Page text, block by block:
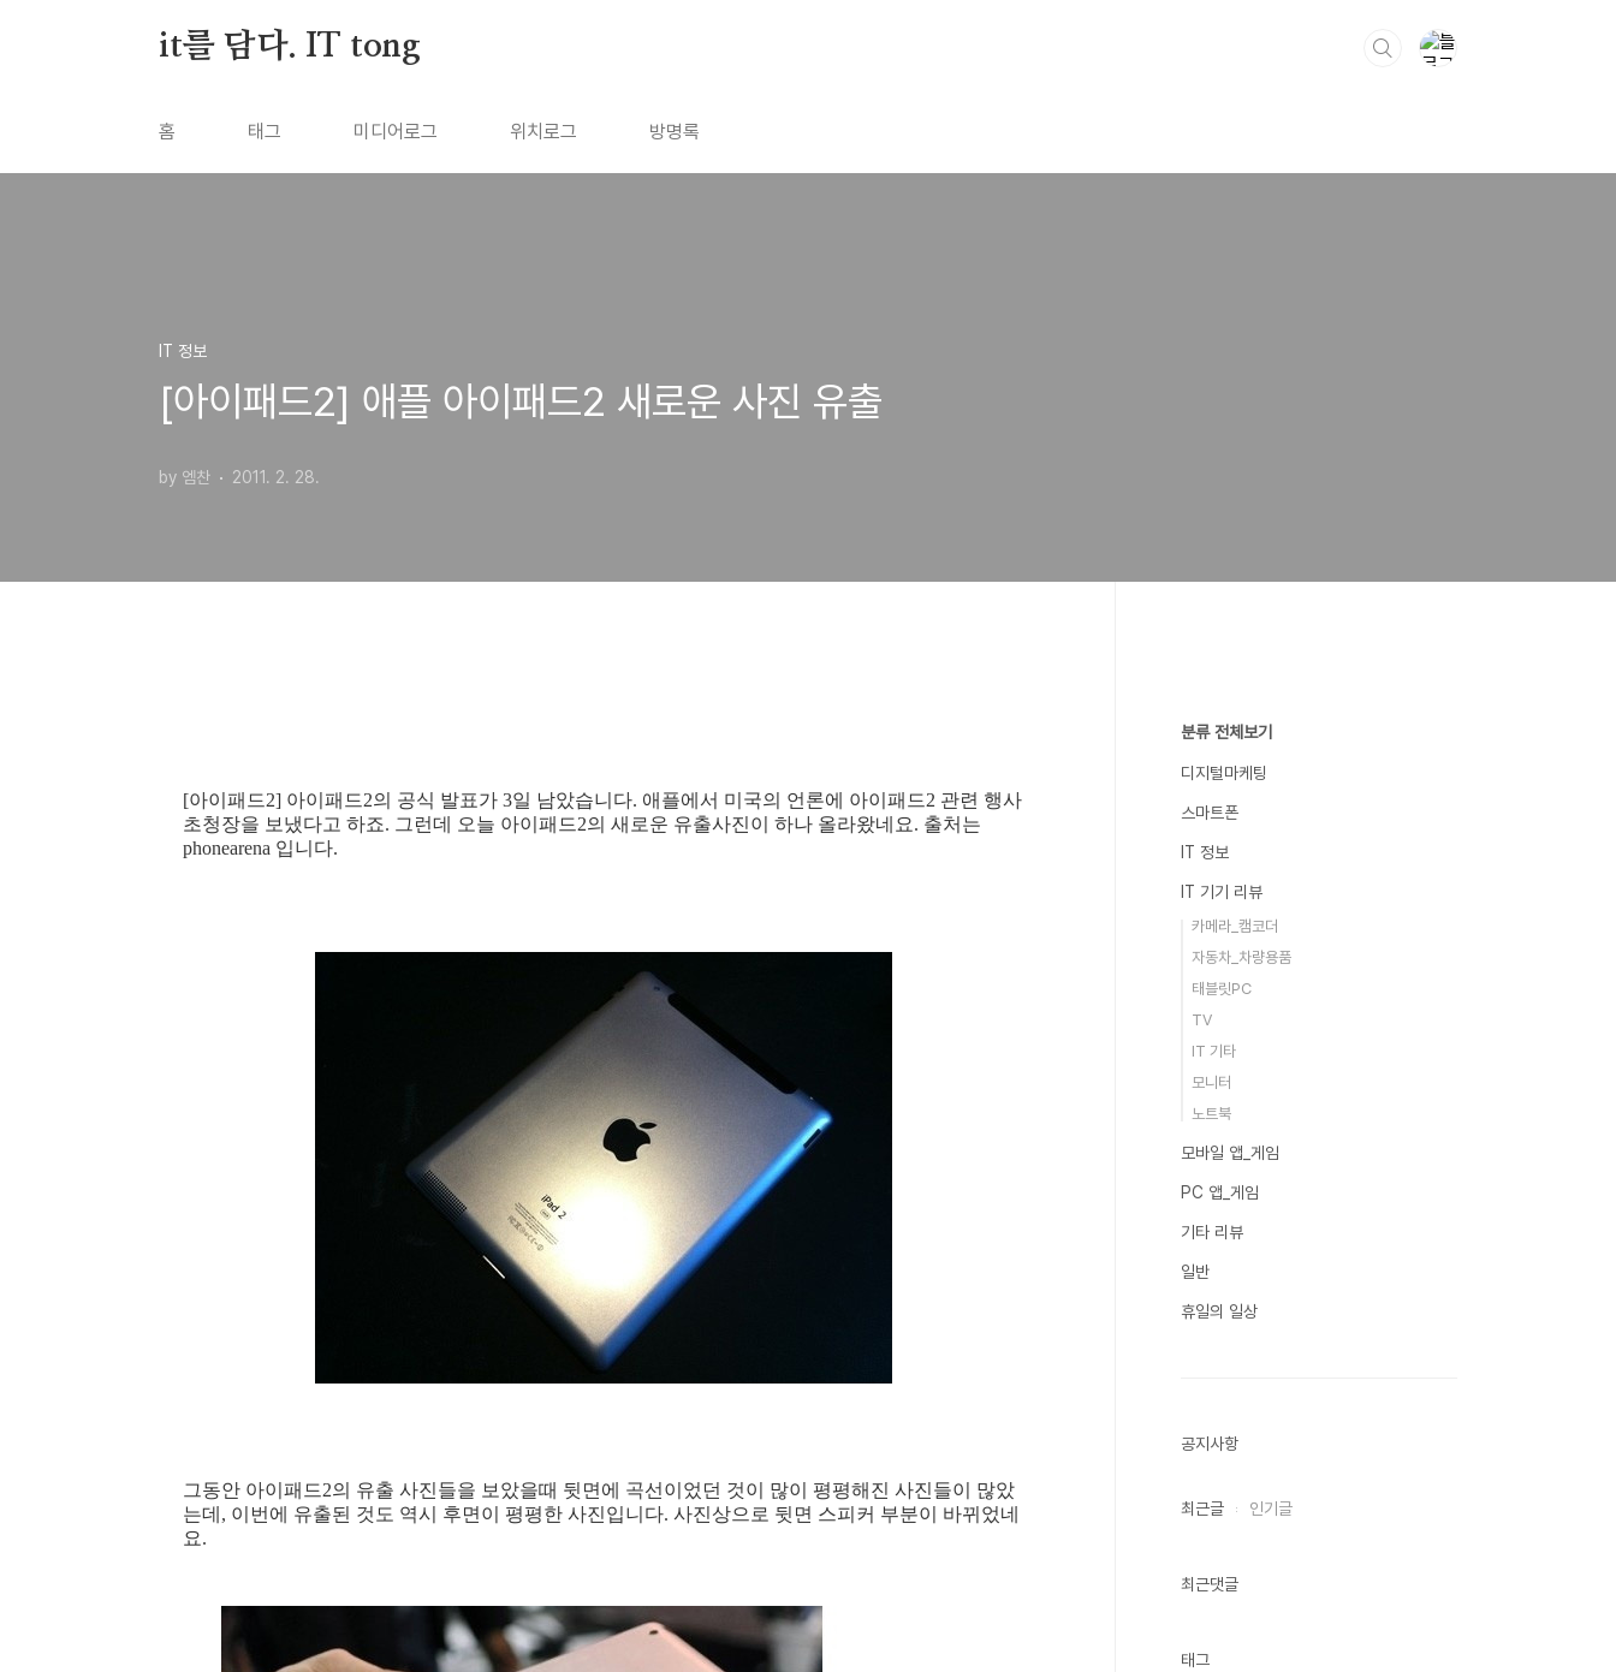
it를 담다. IT tong
홈 태그 미디어로그 위치로그 방명록
IT 정보
[아이패드2] 애플 아이패드2 새로운 사진 유출
by 엠찬 2011. 2. 28.
[아이패드2] 아이패드2의 공식 발표가 3일 남았습니다. 애플에서 미국의 언론에 아이패드2 관련 행사
초청장을 보냈다고 하죠. 그런데 오늘 아이패드2의 새로운 유출사진이 하나 올라왔네요. 출처는
phonearena 입니다.
그동안 아이패드2의 유출 사진들을 보았을때 뒷면에 곡선이었던 것이 많이 평평해진 사진들이 많았
는데, 이번에 유출된 것도 역시 후면이 평평한 사진입니다. 사진상으로 뒷면 스피커 부분이 바뀌었네
요.
분류 전체보기
디지털마케팅
스마트폰
IT 정보
IT 기기 리뷰
카메라_캠코더
자동차_차량용품
태블릿PC
TV
IT 기타
모니터
노트북
모바일 앱_게임
PC 앱_게임
기타 리뷰
일반
휴일의 일상
공지사항
최근글 인기글
최근댓글
태그